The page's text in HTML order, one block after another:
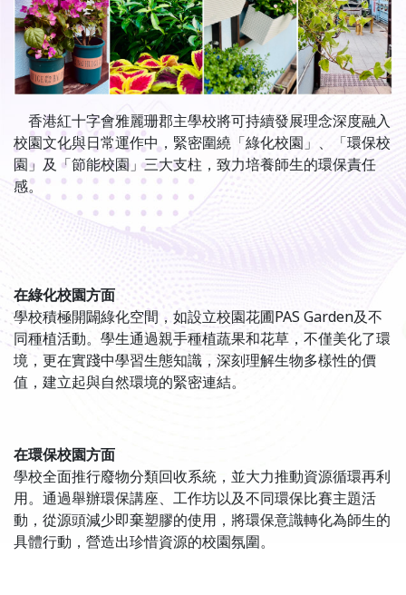
香港紅十字會雅麗珊郡主學校將可持續發展理念深度融入
校園文化與日常運作中，緊密圍繞「綠化校園」、「環保校
園」及「節能校園」三大支柱，致力培養師生的環保責任
感。
在綠化校園方面
學校積極開闢綠化空間，如設立校園花圃PAS Garden及不
同種植活動。學生通過親手種植蔬果和花草，不僅美化了環
境，更在實踐中學習生態知識，深刻理解生物多樣性的價
值，建立起與自然環境的緊密連結。
在環保校園方面
學校全面推行廢物分類回收系統，並大力推動資源循環再利
用。通過舉辦環保講座、工作坊以及不同環保比賽主題活
動，從源頭減少即棄塑膠的使用，將環保意識轉化為師生的
具體行動，營造出珍惜資源的校園氛圍。